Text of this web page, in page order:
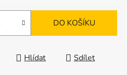
DO KOŠÍKU
Hlídat Sdílet